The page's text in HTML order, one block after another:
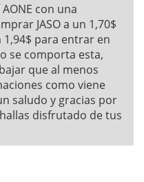
con una
JASO a un 1,70$
1,94$ para entrar en
se comporta esta,
que al menos
como viene
saludo y gracias por
disfrutado de tus